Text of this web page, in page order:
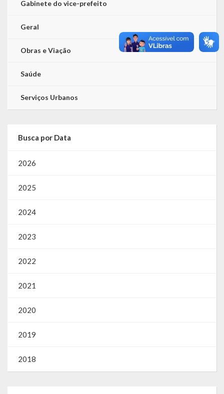
Gabinete do vice-prefeito
Geral
Obras e Viação
Saúde
Serviços Urbanos
Busca por Data
2026
2025
2024
2023
2022
2021
2020
2019
2018